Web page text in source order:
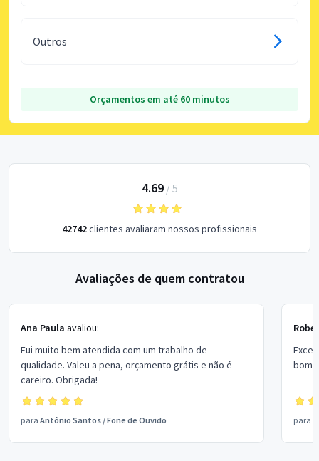
Outros
Orçamentos em até 60 minutos
4.69/ 5
42742clientes avaliaram nossos profissionais
Avaliações de quem contratou
Ana Paula avaliou:
Fui muito bem atendida com um trabalho de
qualidade. Valeu a pena, orçamento grátis e não é
careiro. Obrigada!
para Antônio Santos /Fone de Ouvido
bom
para